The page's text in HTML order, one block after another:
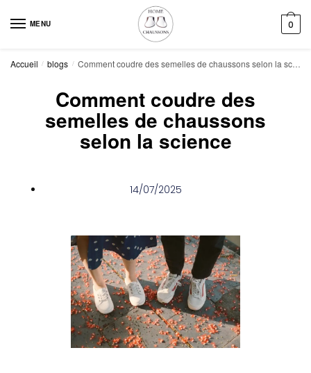
MENU 0
Accueil / blogs / Comment coudre des semelles de chaussons selon la science
Comment coudre des
semelles de chaussons
selon la science
14/07/2025